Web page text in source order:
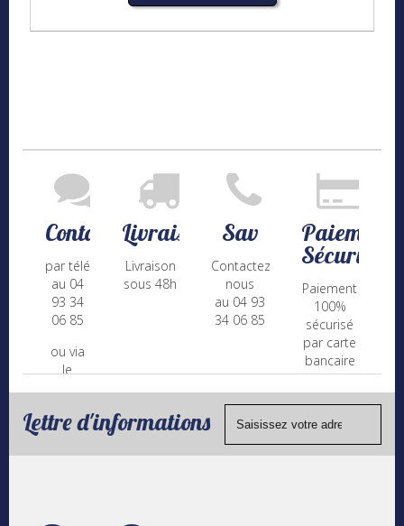
Contact
par téléphone
au 04
93 34
06 85
ou via
le
contact
Livraison
Livraison
sous 48h
Sav
Contactez-
nous
au 04 93
34 06 85
Paiement
Sécurisé
Paiement
100%
sécurisé
par carte
bancaire
(Mastercard,
Visa, ...) et
Lettre d'informations